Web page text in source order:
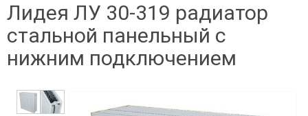
Лидея ЛУ 30-319 радиатор
стальной панельный с
нижним подключением